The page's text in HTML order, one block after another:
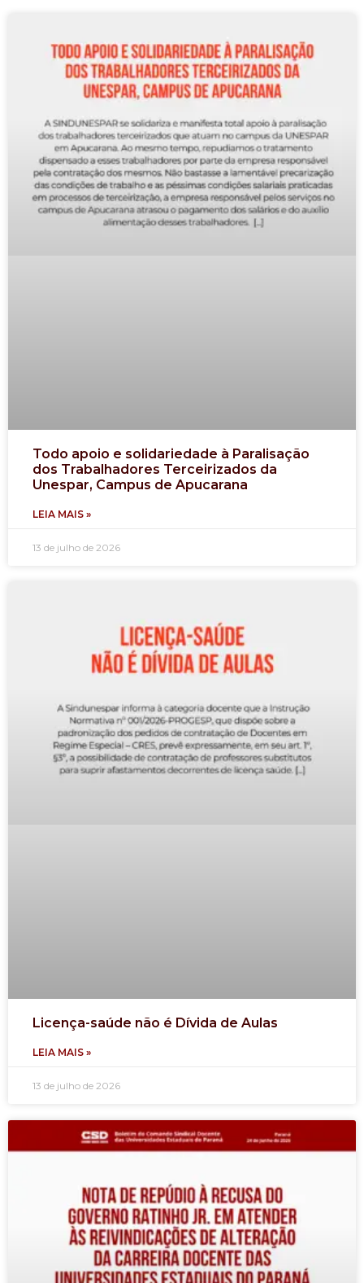
Todo apoio e solidariedade à Paralisação
dos Trabalhadores Terceirizados da
Unespar, Campus de Apucarana
LEIA MAIS »
13 de julho de 2026
Licença-saúde não é Dívida de Aulas
LEIA MAIS »
13 de julho de 2026